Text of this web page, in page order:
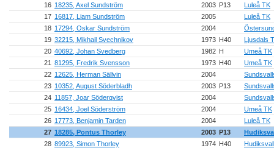
16 18235, Axel Sundström 2003 P13
Luleå TK
17 16817, Liam Sundström 2005
Luleå TK
18 17294, Oskar Sundström 2004
19 32215, Mikhail Svechnikov 1973 H40
Ljusdals
20 40692, Johan Svedberg 1982 H
Umeå TK
21 81295, Fredrik Svensson 1973 H40
Umeå TK
22 12625, Herman Sällvin 2004
23 10352, August Söderbladh 2003 P13
24 11857, Joar Söderqvist 2004
25 16434, Joel Söderström 2004
Umeå TK
26 17773, Benjamin Tarden 2004
Luleå TK
27 18285, Pontus Thorley 2003 P13
28 89923, Simon Thorley 1974 H40